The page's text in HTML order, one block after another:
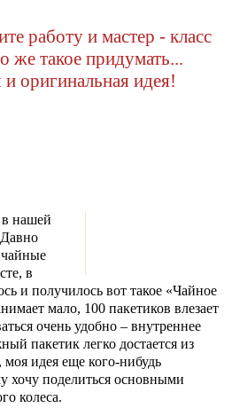
работу и мастер - класс
же такое придумать...
и оригинальная идея!
нашей
чайные
в
и получилось вот такое «Чайное
мало, 100 пакетиков влезает
очень удобно – внутреннее
пакетик легко достается из
идея еще кого-нибудь
хочу поделиться основными
колеса.